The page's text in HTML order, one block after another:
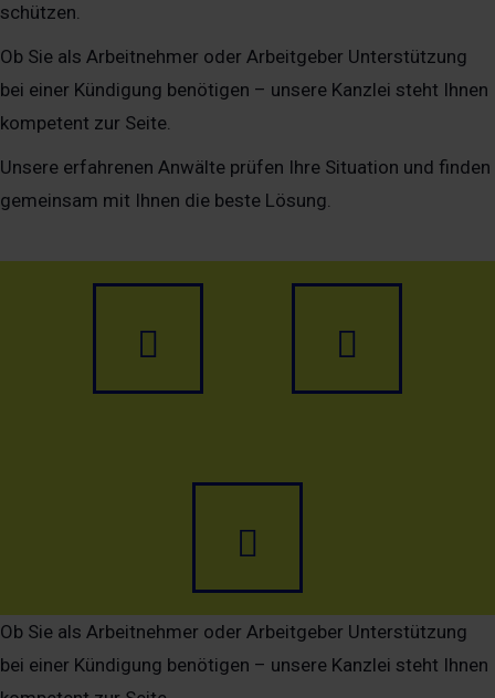
schützen.
Ob Sie als Arbeitnehmer oder Arbeitgeber Unterstützung
bei einer Kündigung benötigen – unsere Kanzlei steht Ihnen
kompetent zur Seite.
Unsere erfahrenen Anwälte prüfen Ihre Situation und finden
gemeinsam mit Ihnen die beste Lösung.
buchen
Ob Sie als Arbeitnehmer oder Arbeitgeber Unterstützung
bei einer Kündigung benötigen – unsere Kanzlei steht Ihnen